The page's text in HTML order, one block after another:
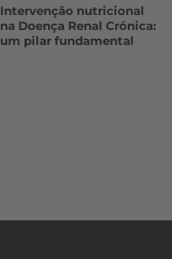
Intervenção nutricional
na Doença Renal Crónica:
um pilar fundamental